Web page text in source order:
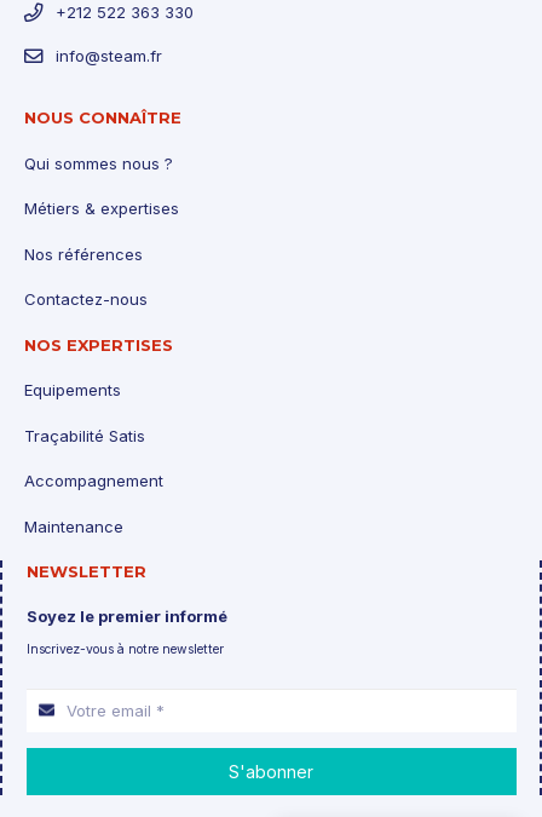
+212 522 363 330
info@steam.fr
NOUS CONNAÎTRE
Qui sommes nous ?
Métiers & expertises
Nos références
Contactez-nous
NOS EXPERTISES
Equipements
Traçabilité Satis
Accompagnement
Maintenance
NEWSLETTER
Soyez le premier informé
Inscrivez-vous à notre newsletter
S'abonner